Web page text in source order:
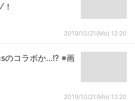
2019/10/21(Mo) 12:20
のコラボか…!? ※画
2019/10/21(Mo) 12:20